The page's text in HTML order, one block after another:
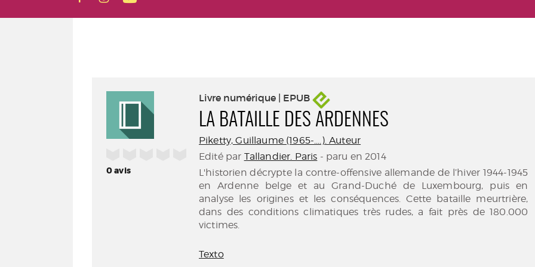
0avis
Livre numérique | EPUB
LA BATAILLE DES ARDENNES
Piketty, Guillaume (1965-....). Auteur
Edité par Tallandier. Paris - paru en 2014
L'historien décrypte la contre-offensive allemande de l’hiver 1944-1945
en Ardenne belge et au Grand-Duché de Luxembourg, puis en
analyse les origines et les conséquences. Cette bataille meurtrière,
dans des conditions climatiques très rudes, a fait près de 180.000
victimes.
Texto